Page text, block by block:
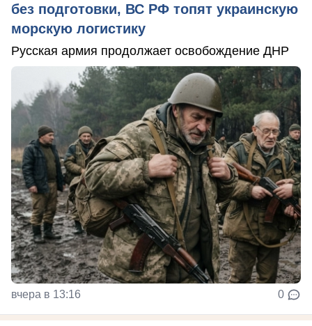
без подготовки, ВС РФ топят украинскую
морскую логистику
Русская армия продолжает освобождение ДНР
вчера в 13:16 0